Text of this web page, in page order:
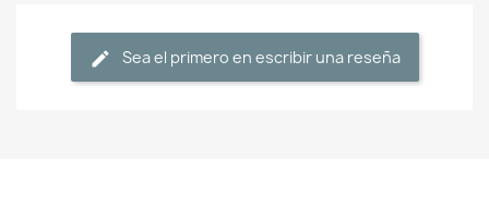
Sea el primero en escribir una reseña